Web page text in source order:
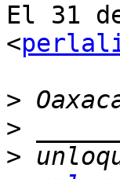
El 31
<
>
>
>